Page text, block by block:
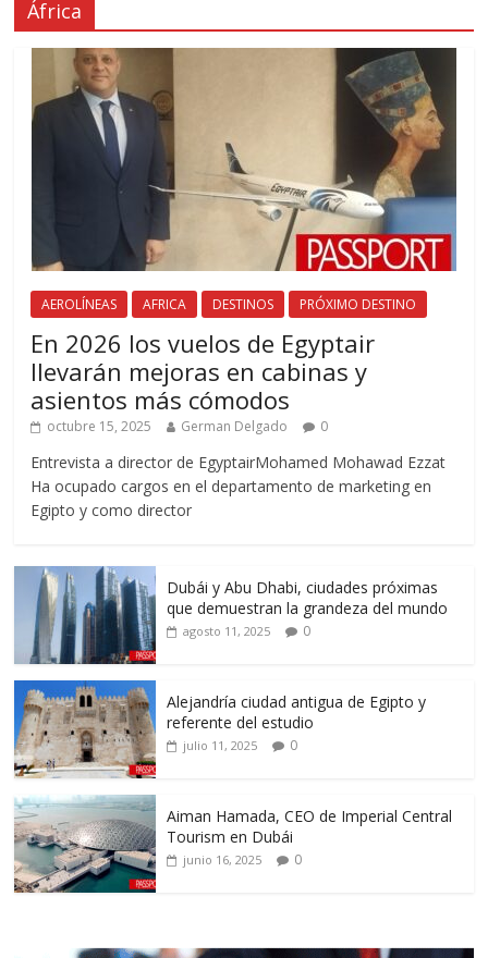
África
AEROLÍNEAS AFRICA DESTINOS PRÓXIMO DESTINO
En 2026 los vuelos de Egyptair
llevarán mejoras en cabinas y
asientos más cómodos
octubre 15, 2025 German Delgado 0
Entrevista a director de EgyptairMohamed Mohawad Ezzat
Ha ocupado cargos en el departamento de marketing en
Egipto y como director
Dubái y Abu Dhabi, ciudades próximas
que demuestran la grandeza del mundo
agosto 11, 2025 0
Alejandría ciudad antigua de Egipto y
referente del estudio
julio 11, 2025 0
Aiman Hamada, CEO de Imperial Central
Tourism en Dubái
junio 16, 2025 0